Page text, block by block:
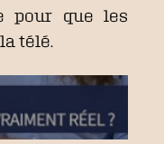
pour que les
télé.